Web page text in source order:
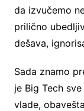
da izvučemo
prilično
dešava,
Sada znamo
je Big Tech
vlade,